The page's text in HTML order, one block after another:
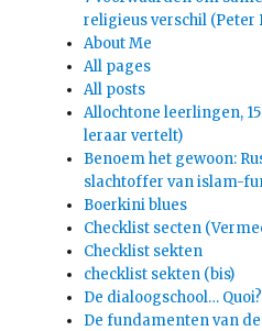
religieus verschil (Peter
About Me
All pages
All posts
Allochtone leerlingen,
leraar vertelt)
Benoem het gewoon:
slachtoffer van islam-
Boerkini blues
Checklist secten
Checklist sekten
checklist sekten (bis)
De dialoogschool… Quoi?
De fundamenten van